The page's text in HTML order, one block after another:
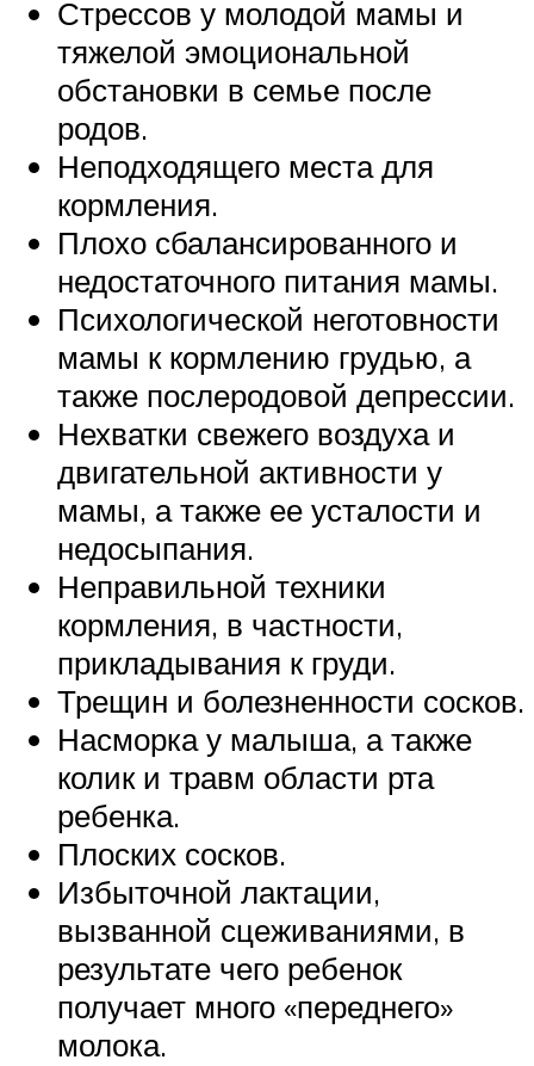
Стрессов у молодой мамы и
тяжелой эмоциональной
обстановки в семье после
родов.
Неподходящего места для
кормления.
Плохо сбалансированного и
недостаточного питания мамы.
Психологической неготовности
мамы к кормлению грудью, а
также послеродовой депрессии.
Нехватки свежего воздуха и
двигательной активности у
мамы, а также ее усталости и
недосыпания.
Неправильной техники
кормления, в частности,
прикладывания к груди.
Трещин и болезненности сосков.
Насморка у малыша, а также
колик и травм области рта
ребенка.
Плоских сосков.
Избыточной лактации,
вызванной сцеживаниями, в
результате чего ребенок
получает много «переднего»
молока.